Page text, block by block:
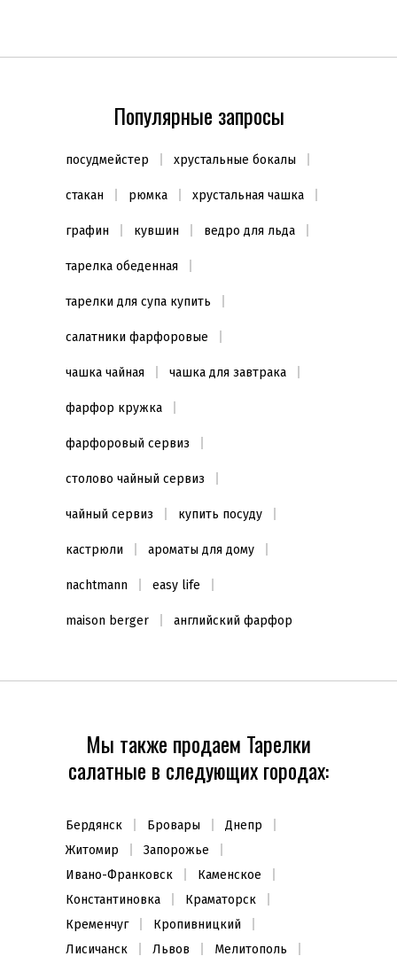
Популярные запросы
посудмейстер хрустальные бокалы
стакан рюмка хрустальная чашка
графин кувшин ведро для льда
тарелка обеденная
тарелки для супа купить
салатники фарфоровые
чашка чайная чашка для завтрака
фарфор кружка
фарфоровый сервиз
столово чайный сервиз
чайный сервиз купить посуду
кастрюли ароматы для дому
nachtmann easy life
maison berger английский фарфор
Мы также продаем Тарелки
салатные в следующих городах:
Бердянск Бровары
Днепр
Житомир
Запорожье
Ивано-Франковск
Каменское
Константиновка
Краматорск
Кременчуг
Кропивницкий
Лисичанск
Львов
Мелитополь